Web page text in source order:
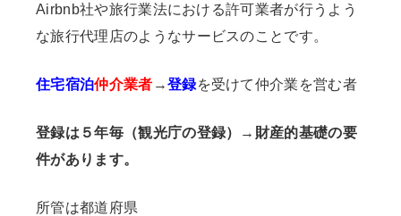
Airbnb社や旅行業法における許可業者が行うよう
な旅行代理店のようなサービスのことです。
住宅宿泊仲介業者 →登録を受けて仲介業を営む者
登録は５年毎（観光庁の登録）→財産的基礎の要
件があります。
所管は都道府県